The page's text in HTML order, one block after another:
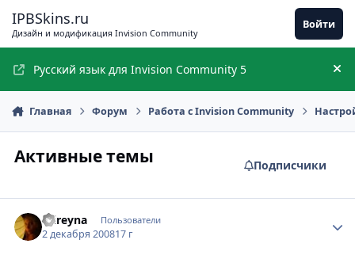
IPBSkins.ru
Дизайн и модификация Invision Community
Войти
Русский язык для Invision Community 5
Главная Форум Работа с Invision Community
Активные темы Подписчики
mireyna Пользователи
2 декабря 200817 г